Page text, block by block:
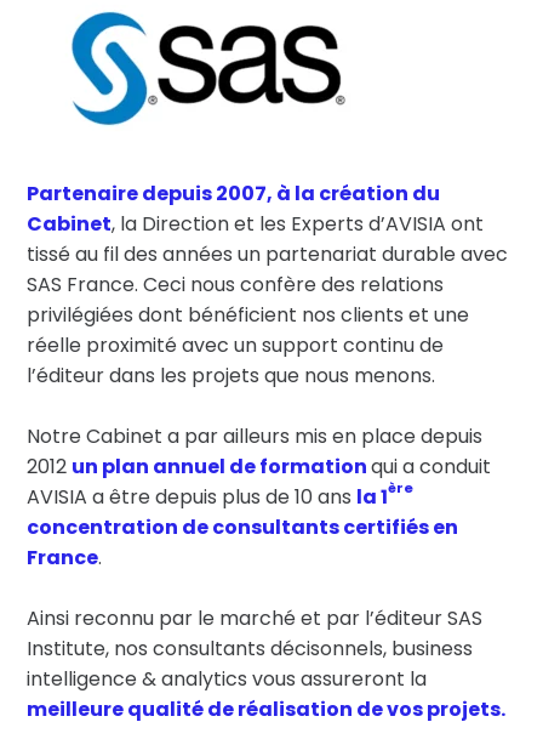
Partenaire depuis 2007, à la création du
Cabinet, la Direction et les Experts d’AVISIA ont
tissé au fil des années un partenariat durable avec
SAS France. Ceci nous confère des relations
privilégiées dont bénéficient nos clients et une
réelle proximité avec un support continu de
l’éditeur dans les projets que nous menons.
Notre Cabinet a par ailleurs mis en place depuis
2012 un plan annuel de formationqui a conduit
AVISIA a être depuis plus de 10 ans la 1ère
concentration de consultants certifiés en
France.
Ainsi reconnu par le marché et par l’éditeur SAS
Institute, nos consultants décisonnels, business
intelligence & analytics vous assureront la
meilleure qualité de réalisation de vos projets.